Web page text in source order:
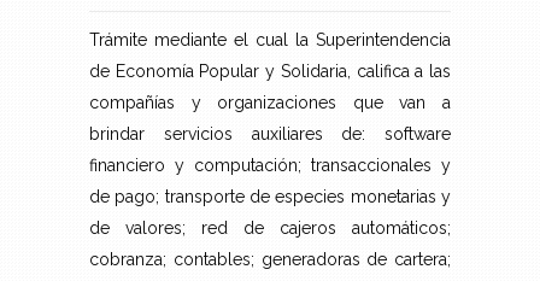
Trámite mediante el cual la Superintendencia
de Economía Popular y Solidaria, califica a las
compañías y organizaciones que van a
brindar servicios auxiliares de: software
financiero y computación; transaccionales y
de pago; transporte de especies monetarias y
de valores; red de cajeros automáticos;
cobranza; contables; generadoras de cartera;